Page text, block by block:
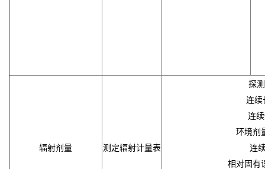
辐射剂量 测定辐射计量表
探
连续
连
环境剂
连
相对固有